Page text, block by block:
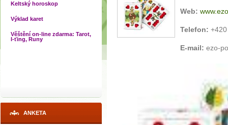
Keltský horoskop
Výklad karet
Věštění on-line zdarma: Tarot,
I-ťing, Runy
ANKETA
Web:
Telefon:
E-mail: ezo-